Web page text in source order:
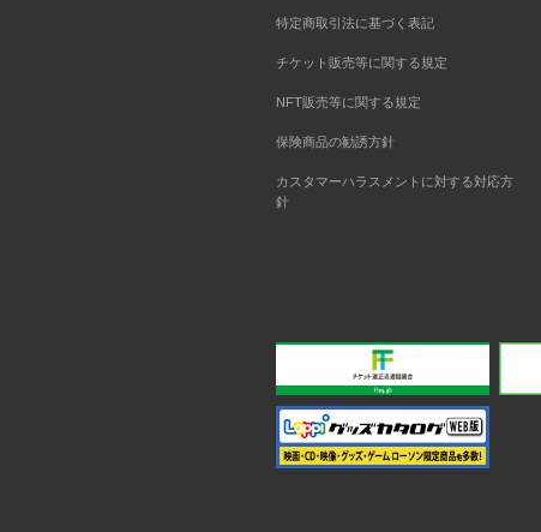
特定商取引法に基づく表記
チケット販売等に関する規定
NFT販売等に関する規定
保険商品の勧誘方針
カスタマーハラスメントに対する対応方
針